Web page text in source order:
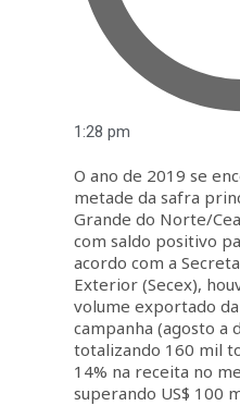
1:28 pm
O ano de 2019 se
metade da safra
Grande do Norte/
com saldo positivo
acordo com a
Exterior (Secex),
volume exportado
campanha (agosto a
totalizando 160 mil
14% na receita no
superando US$ 100